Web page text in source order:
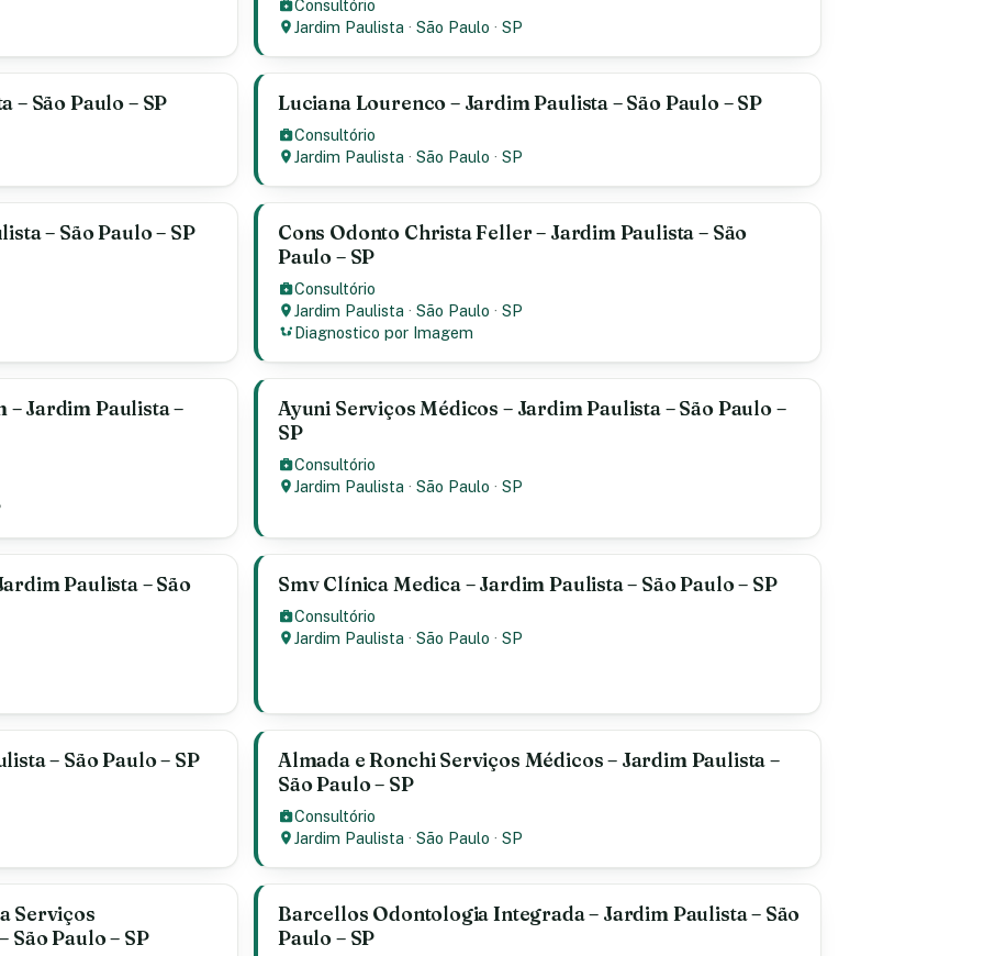
Consultório
Jardim Paulista ·São Paulo ·SP
– São Paulo – SP Luciana Lourenco – Jardim Paulista – São Paulo – SP
Consultório
Jardim Paulista ·São Paulo ·SP
– São Paulo – SP
Cons Odonto Christa Feller – Jardim Paulista – São
Paulo – SP
Consultório
Jardim Paulista ·São Paulo ·SP
Diagnostico por Imagem
Jardim Paulista –
Ayuni Serviços Médicos – Jardim Paulista – São Paulo –
SP
Consultório
Jardim Paulista ·São Paulo ·SP
Paulista – São Smv Clínica Medica – Jardim Paulista – São Paulo – SP
Consultório
Jardim Paulista ·São Paulo ·SP
– São Paulo – SP
Almada e Ronchi Serviços Médicos – Jardim Paulista –
São Paulo – SP
Consultório
Jardim Paulista ·São Paulo ·SP
Serviços
Paulo – SP
Barcellos Odontologia Integrada – Jardim Paulista – São
Paulo – SP